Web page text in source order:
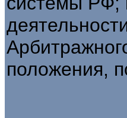
положения,